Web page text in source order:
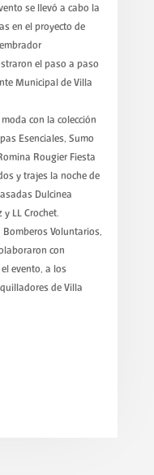
se llevó a cabo la
en el proyecto de
el paso a paso
Municipal de Villa
con la colección
Esenciales, Sumo
Rougier Fiesta
y trajes la noche de
Dulcinea
LL Crochet.
Bomberos Voluntarios,
con
evento, a los
de Villa